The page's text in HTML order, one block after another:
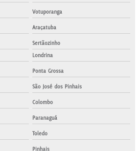
Votuporanga
Araçatuba
Sertãozinho
Londrina
Ponta Grossa
São José dos Pinhais
Colombo
Paranaguá
Toledo
Pinhais